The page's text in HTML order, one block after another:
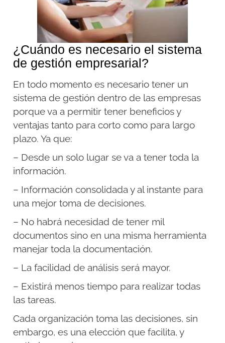
¿Cuándo es necesario el sistema
de gestión empresarial?
En todo momento es necesario tener un
sistema de gestión dentro de las empresas
porque va a permitir tener beneficios y
ventajas tanto para corto como para largo
plazo. Ya que:
– Desde un solo lugar se va a tener toda la
información.
– Información consolidada y al instante para
una mejor toma de decisiones.
– No habrá necesidad de tener mil
documentos sino en una misma herramienta
manejar toda la documentación.
– La facilidad de análisis será mayor.
– Existirá menos tiempo para realizar todas
las tareas.
Cada organización toma las decisiones, sin
embargo, es una elección que facilita, y